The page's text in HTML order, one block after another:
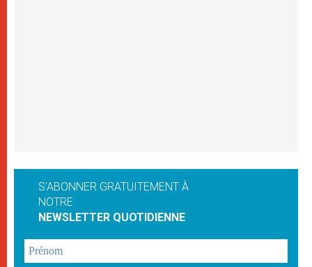
S'ABONNER GRATUITEMENT À
NOTRE
NEWSLETTER QUOTIDIENNE